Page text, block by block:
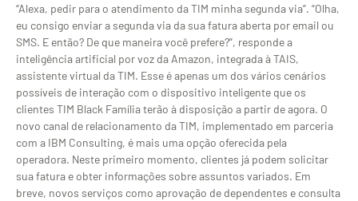
“Alexa, pedir para o atendimento da TIM minha segunda via”. “Olha,
eu consigo enviar a segunda via da sua fatura aberta por email ou
SMS. E então? De que maneira você prefere?”, responde a
inteligência artificial por voz da Amazon, integrada à TAIS,
assistente virtual da TIM. Esse é apenas um dos vários cenários
possíveis de interação com o dispositivo inteligente que os
clientes TIM Black Família terão à disposição a partir de agora. O
novo canal de relacionamento da TIM, implementado em parceria
com a IBM Consulting, é mais uma opção oferecida pela
operadora. Neste primeiro momento, clientes já podem solicitar
sua fatura e obter informações sobre assuntos variados. Em
breve, novos serviços como aprovação de dependentes e consulta